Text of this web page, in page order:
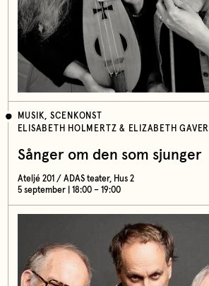
MUSIK, SCENKONST
ELISABETH HOLMERTZ & ELIZABETH GAVER
Sånger om den som sjunger
Ateljé 201 / ADAS teater, Hus 2
5 september | 18:00 – 19:00